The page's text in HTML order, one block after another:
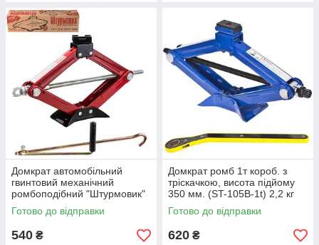
Домкрат автомобільний
гвинтовий механічний
ромбоподібний "Штурмовик"
1,5т короб. висота підйма
390 мм. 2,7кг
Готово до відправки
540 ₴
Домкрат ромб 1т короб. з
тріскачкою, висота підйому
350 мм. (ST-105B-1t) 2,2 кг
(ДВ-Т0103А/ST-105B-1t)
Готово до відправки
620 ₴